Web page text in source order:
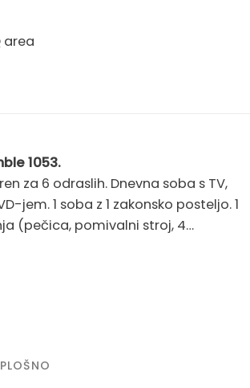
area
1053.
za 6 odraslih. Dnevna soba s TV,
jem. 1 soba z 1 zakonsko posteljo. 1
(pečica, pomivalni stroj, 4
žar, otroško igrišče (gugalnica). V